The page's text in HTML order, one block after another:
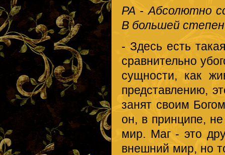
РА - Абсолютно
В большей
- Здесь есть
сравнительно
сущности, как
представлению,
занят своим
он, в принципе,
мир. Маг - это
внешний мир, но